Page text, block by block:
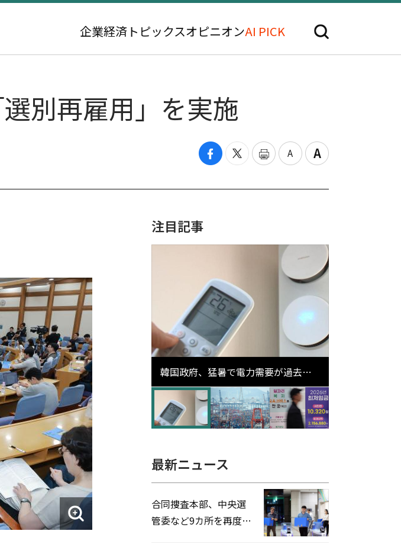
企業経済 トピックスオピニオンAI PICK
別再雇用」を実施
注目記事
韓国政府、猛暑で電力需要が過去最
高更新の可能性に需給対応体制を点
検
最新ニュース
合同捜査本部、中央選
管委など9カ所を再度家